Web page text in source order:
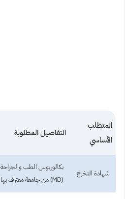
المتطلب
الأساسي
التفاصيل المطلوبة
شهادة التخرج
بكالوريوس الطب والجراحة
(MD) من جامعة معترف بها.